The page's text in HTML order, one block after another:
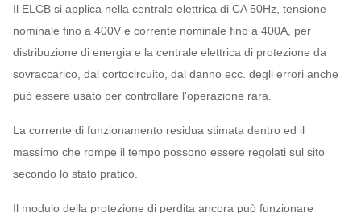
Il ELCB si applica nella centrale elettrica di CA 50Hz, tensione
nominale fino a 400V e corrente nominale fino a 400A, per
distribuzione di energia e la centrale elettrica di protezione da
sovraccarico, dal cortocircuito, dal danno ecc. degli errori anche
può essere usato per controllare l'operazione rara.
La corrente di funzionamento residua stimata dentro ed il
massimo che rompe il tempo possono essere regolati sul sito
secondo lo stato pratico.
Il modulo della protezione di perdita ancora può funzionare